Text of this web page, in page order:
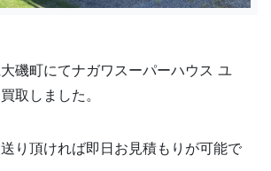
磯町にてナガワスーパーハウス ユ
取しました。
り頂ければ即日お見積もりが可能で